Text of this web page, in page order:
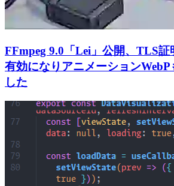
FFmpeg 9.0「Lei」公開、TLS
有効になりアニメーション
した